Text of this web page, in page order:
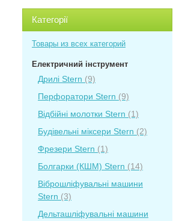
Категорії
Товары из всех категорий
Електричний інструмент
Дрилі Stern (9)
Перфоратори Stern (9)
Відбійні молотки Stern (1)
Будівельні міксери Stern (2)
Фрезери Stern (1)
Болгарки (КШМ) Stern (14)
Віброшліфувальні машини
Stern (3)
Дельташліфувальні машини